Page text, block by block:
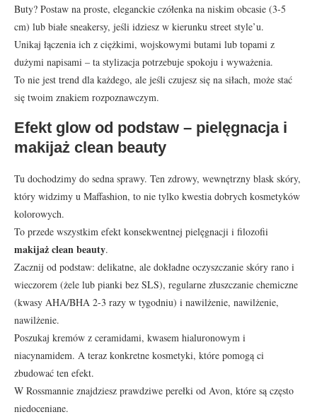
Buty? Postaw na proste, eleganckie czółenka na niskim obcasie (3-5
cm) lub białe sneakersy, jeśli idziesz w kierunku street style’u.
Unikaj łączenia ich z ciężkimi, wojskowymi butami lub topami z
dużymi napisami – ta stylizacja potrzebuje spokoju i wyważenia.
To nie jest trend dla każdego, ale jeśli czujesz się na siłach, może stać
się twoim znakiem rozpoznawczym.
Efekt glow od podstaw – pielęgnacja i
makijaż clean beauty
Tu dochodzimy do sedna sprawy. Ten zdrowy, wewnętrzny blask skóry,
który widzimy u Maffashion, to nie tylko kwestia dobrych kosmetyków
kolorowych.
To przede wszystkim efekt konsekwentnej pielęgnacji i filozofii
makijaż clean beauty.
Zacznij od podstaw: delikatne, ale dokładne oczyszczanie skóry rano i
wieczorem (żele lub pianki bez SLS), regularne złuszczanie chemiczne
(kwasy AHA/BHA 2-3 razy w tygodniu) i nawilżenie, nawilżenie,
nawilżenie.
Poszukaj kremów z ceramidami, kwasem hialuronowym i
niacynamidem. A teraz konkretne kosmetyki, które pomogą ci
zbudować ten efekt.
W Rossmannie znajdziesz prawdziwe perełki od Avon, które są często
niedoceniane.